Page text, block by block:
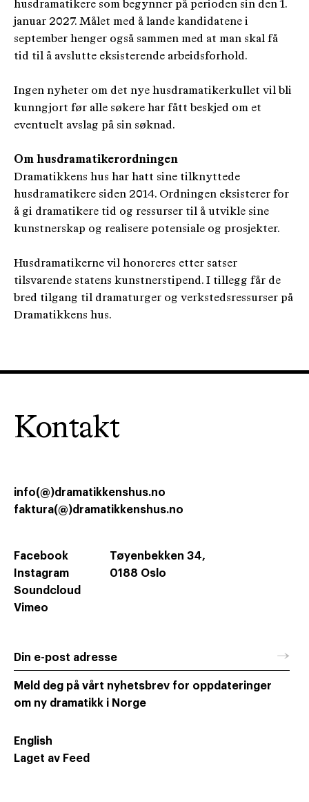
husdramatikere som begynner på perioden sin den 1.
januar 2027. Målet med å lande kandidatene i
september henger også sammen med at man skal få
tid til å avslutte eksisterende arbeidsforhold.
Ingen nyheter om det nye husdramatikerkullet vil bli
kunngjort før alle søkere har fått beskjed om et
eventuelt avslag på sin søknad.
Om husdramatikerordningen
Dramatikkens hus har hatt sine tilknyttede
husdramatikere siden 2014. Ordningen eksisterer for
å gi dramatikere tid og ressurser til å utvikle sine
kunstnerskap og realisere potensiale og prosjekter.
Husdramatikerne vil honoreres etter satser
tilsvarende statens kunstnerstipend. I tillegg får de
bred tilgang til dramaturger og verkstedsressurser på
Dramatikkens hus.
Kontakt
Tøyenbekken 34,
0188 Oslo
info(@)dramatikkenshus.no
faktura(@)dramatikkenshus.no
Facebook
Instagram
Soundcloud
Vimeo
Din e-post adresse →
Meld deg på vårt nyhetsbrev for oppdateringer
om ny dramatikk i Norge
English
Laget av Feed